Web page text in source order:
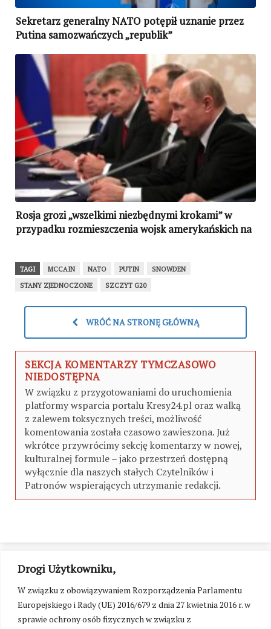
Drogi Użytkowniku,
W związku z obowiązywaniem Rozporządzenia Parlamentu
Europejskiego i Rady (UE) 2016/679 z dnia 27 kwietnia 2016 r. w
sprawie ochrony osób fizycznych w związku z
Sekretarz generalny NATO potępił uznanie przez
Putina samozwańczych „republik”
Rosja grozi „wszelkimi niezbędnymi krokami” w
przypadku rozmieszczenia wojsk amerykańskich na
TAGI MCCAIN NATO PUTIN
SNOWDEN
STANY ZJEDNOCZONE
SZCZYT G20
WRÓĆ NA STRONĘ GŁÓWNĄ
SEKCJA KOMENTARZY TYMCZASOWO
NIEDOSTĘPNA
W związku z przygotowaniami do uruchomienia
platformy wsparcia portalu Kresy24.pl oraz walką
z zalewem toksycznych treści, możliwość
komentowania została czasowo zawieszona. Już
wkrótce przywrócimy sekcję komentarzy w nowej,
kulturalnej formule – jako przestrzeń dostępną
wyłącznie dla naszych stałych Czytelników i
Patronów wspierających utrzymanie redakcji.